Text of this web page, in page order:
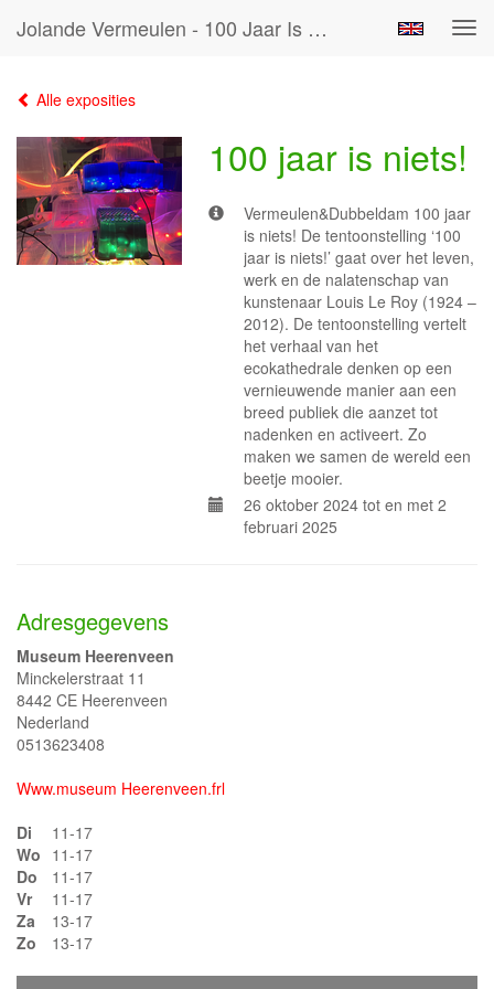
Jolande Vermeulen - 100 Jaar Is Niets!
Alle exposities
100 jaar is niets!
Vermeulen&Dubbeldam 100 jaar
is niets! De tentoonstelling ‘100
jaar is niets!’ gaat over het leven,
werk en de nalatenschap van
kunstenaar Louis Le Roy (1924 –
2012). De tentoonstelling vertelt
het verhaal van het
ecokathedrale denken op een
vernieuwende manier aan een
breed publiek die aanzet tot
nadenken en activeert. Zo
maken we samen de wereld een
beetje mooier.
26 oktober 2024 tot en met 2
februari 2025
Adresgegevens
Museum Heerenveen
Minckelerstraat 11
8442 CE Heerenveen
Nederland
0513623408
Www.museum Heerenveen.frl
Di
11-17
Wo 11-17
Do
11-17
Vr
11-17
Za
13-17
Zo
13-17